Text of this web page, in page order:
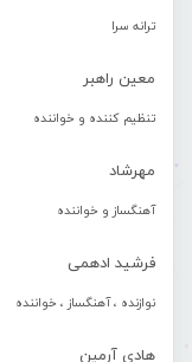
ترانه سرا
معین راهبر
تنظیم کننده و خواننده
مهرشاد
آهنگساز و خواننده
فرشید ادهمی
نوازنده ، آهنگساز ، خواننده
هادی آرمین